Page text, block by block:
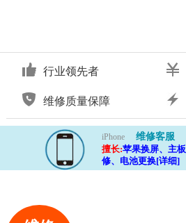
行业领先者
维修质量保障
iPhone
维修客服
擅长:苹果换屏、主
修、电池更换[详细]